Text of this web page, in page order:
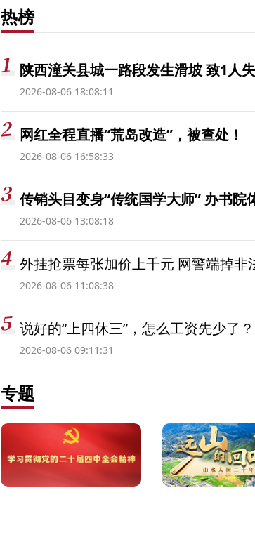
热榜
陕西潼关县城一路段发生滑坡 致1人
2026-08-06 18:08:11
网红全程直播“荒岛改造”，被查处！
2026-08-06 16:58:33
传销头目变身“传统国学大师” 办书院
2026-08-06 13:08:18
外挂抢票每张加价上千元 网警端掉非
2026-08-06 11:08:38
说好的“上四休三”，怎么工资先少了？
2026-08-06 09:11:31
专题